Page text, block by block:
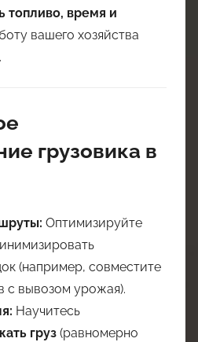
топливо, время и
вашего хозяйства
грузовика в
Оптимизируйте
(например, совместите
с вывозом урожая).
Научитесь
груз (равномерно